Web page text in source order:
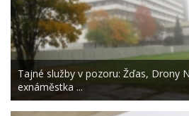
Tajné služby v pozoru: Žďas, Drony
exnáměstka ...